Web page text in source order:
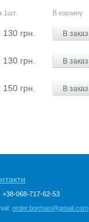
1шт. В корзину
130 грн. В заказ
130 грн. В заказ
150 грн. В заказ
+38-068-717-62-53
order.borman@gmail.com